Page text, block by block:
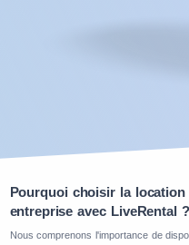
Pourquoi choisir la
entreprise avec LiveRental ?
Nous comprenons l'importance de